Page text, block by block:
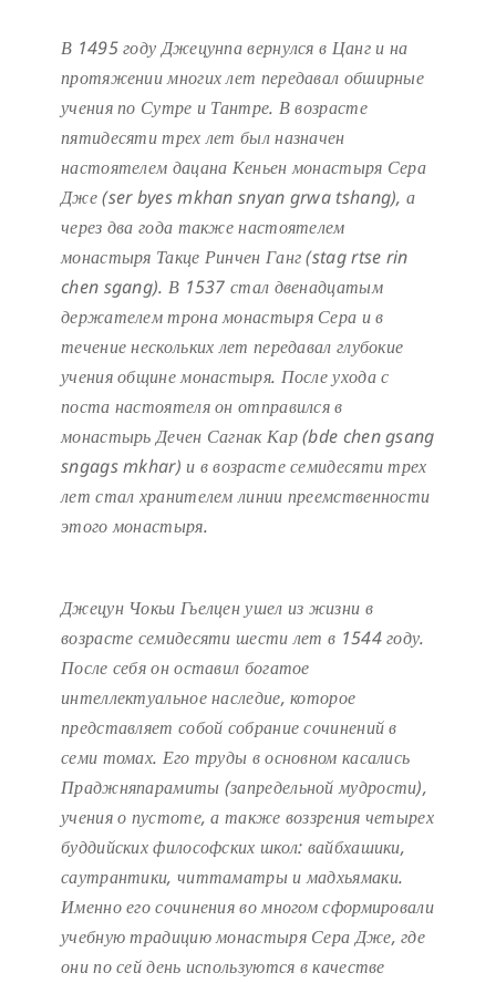
В 1495 году Джецунпа вернулся в Цанг и на
протяжении многих лет передавал обширные
учения по Сутре и Тантре. В возрасте
пятидесяти трех лет был назначен
настоятелем дацана Кеньен монастыря Сера
Дже (ser byes mkhan snyan grwa tshang), а
через два года также настоятелем
монастыря Такце Ринчен Ганг (stag rtse rin
chen sgang). В 1537 стал двенадцатым
держателем трона монастыря Сера и в
течение нескольких лет передавал глубокие
учения общине монастыря. После ухода с
поста настоятеля он отправился в
монастырь Дечен Сагнак Кар (bde chen gsang
sngags mkhar) и в возрасте семидесяти трех
лет стал хранителем линии преемственности
этого монастыря.
Джецун Чокьи Гьелцен ушел из жизни в
возрасте семидесяти шести лет в 1544 году.
После себя он оставил богатое
интеллектуальное наследие, которое
представляет собой собрание сочинений в
семи томах. Его труды в основном касались
Праджняпарамиты (запредельной мудрости),
учения о пустоте, а также воззрения четырех
буддийских философских школ: вайбхашики,
саутрантики, читтаматры и мадхьямаки.
Именно его сочинения во многом сформировали
учебную традицию монастыря Сера Дже, где
они по сей день используются в качестве